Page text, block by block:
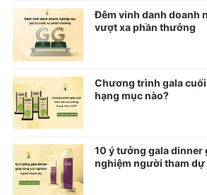
Đêm vinh danh doanh
vượt xa phần thưởng
Chương trình gala
hạng mục nào?
10 ý tưởng gala dinner
nghiệm người tham dự